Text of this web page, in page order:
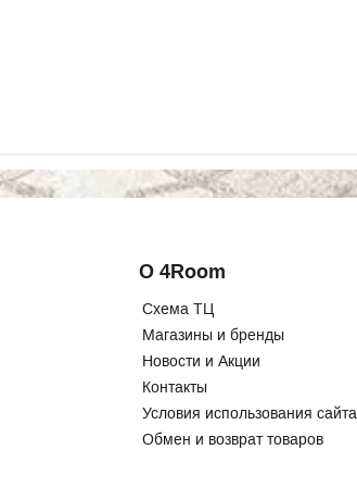
О 4Room
Схема ТЦ
Магазины и бренды
Новости и Акции
Контакты
Условия использования сайта
Обмен и возврат товаров